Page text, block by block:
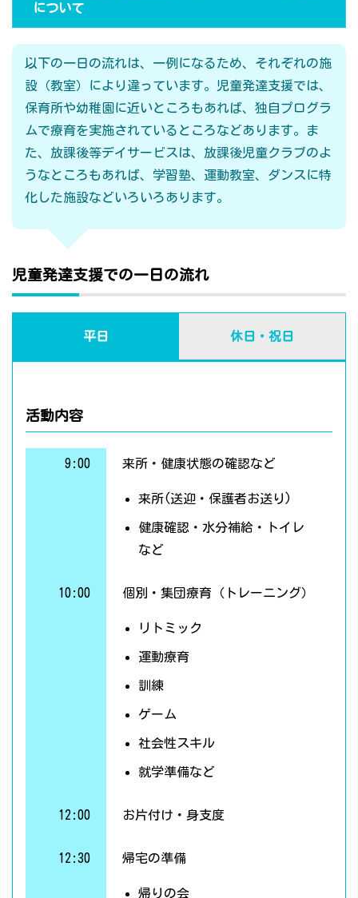
について
以下の一日の流れは、一例になるため、それぞれの施
設（教室）により違っています。児童発達支援では、
保育所や幼稚園に近いところもあれば、独自プログラ
ムで療育を実施されているところなどあります。ま
た、放課後等デイサービスは、放課後児童クラブのよ
うなところもあれば、学習塾、運動教室、ダンスに特
化した施設などいろいろあります。
児童発達支援での一日の流れ
平日 休日・祝日
活動内容
9:00 来所・健康状態の確認など
来所(送迎・保護者お送り)
健康確認・水分補給・トイレ
など
10:00 個別・集団療育（トレーニング）
リトミック
運動療育
訓練
ゲーム
社会性スキル
就学準備など
12:00 お片付け・身支度
12:30 帰宅の準備
帰りの会